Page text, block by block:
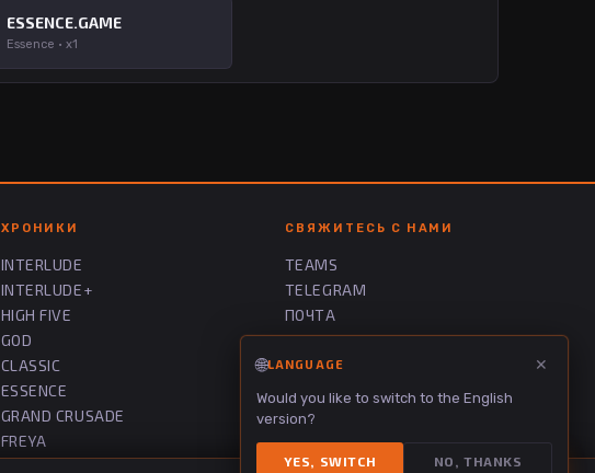
ESSENCE.GAME
Essence · x1
ХРОНИКИ
INTERLUDE
INTERLUDE+
HIGH FIVE
GOD
CLASSIC
ESSENCE
GRAND CRUSADE
FREYA
СВЯЖИТЕСЬ С НАМИ
TEAMS
TELEGRAM
ПОЧТА
Обратная связь
🌐LANGUAGE ✕
Would you like to switch to the English
version?
YES, SWITCH NO, THANKS